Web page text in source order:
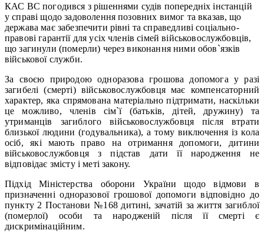
КАС ВС погодився з рішеннями судів попередніх інстанцій
у справі щодо задоволення позовних вимог та вказав, що
держава має забезпечити рівні та справедливі соціально-
правові гарантії для усіх членів сімей військовослужбовців,
що загинули (померли) через виконання ними обов`язків
військової служби.
За своєю природою одноразова грошова допомога у разі
загибелі (смерті) військовослужбовця має компенсаторний
характер, яка спрямована матеріально підтримати, наскільки
це можливо, членів сім`ї (батьків, дітей, дружину) та
утриманців загиблого військовослужбовця після втрати
близької людини (годувальника), а тому виключення із кола
осіб, які мають право на отримання допомоги, дитини
військовослужбовця з підстав дати її народження не
відповідає змісту і меті закону.
Підхід Міністерства оборони України щодо відмови в
призначенні одноразової грошової допомоги відповідно до
пункту 2 Постанови №168 дитині, зачатій за життя загиблої
(померлої) особи та народженій після її смерті є
дискримінаційним.